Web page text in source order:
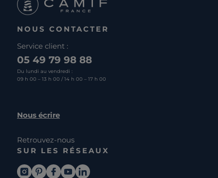
NOUS CONTACTER
Service client :
05 49 79 98 88
Du lundi au vendredi :
09 h 00 – 13 h 00 / 14 h 00 – 17 h 00
Nous écrire
Retrouvez-nous
SUR LES RÉSEAUX